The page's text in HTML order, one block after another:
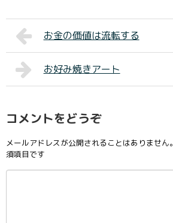
お金の価値は流転する
お好み焼きアート
コメントをどうぞ
メールアドレスが公開されることはありません。
須項目です